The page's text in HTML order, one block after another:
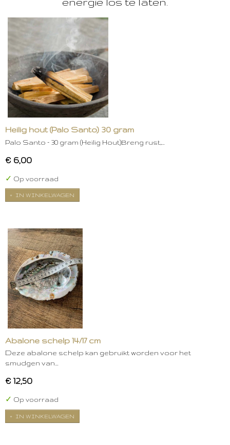
Heilig hout (Palo Santo) 30 gram
Palo Santo – 30 gram (Heilig Hout)Breng rust,…
€ 6,00
✓ Op voorraad
IN WINKELWAGEN
Abalone schelp 14/17 cm
Deze abalone schelp kan gebruikt worden voor het
smudgen van…
€ 12,50
✓ Op voorraad
IN WINKELWAGEN